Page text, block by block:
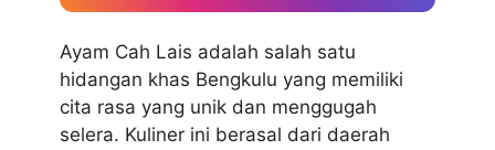
Ayam Cah Lais adalah salah satu
hidangan khas Bengkulu yang memiliki
cita rasa yang unik dan menggugah
selera. Kuliner ini berasal dari daerah